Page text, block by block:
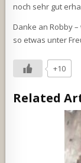
noch sehr gut
Danke an Robby
so etwas unter
+10
Related